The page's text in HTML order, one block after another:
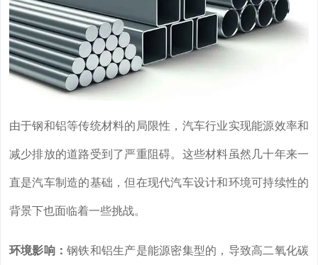
由于钢和铝等传统材料的局限性，汽车行业实现能源效率和
减少排放的道路受到了严重阻碍。这些材料虽然几十年来一
直是汽车制造的基础，但在现代汽车设计和环境可持续性的
背景下也面临着一些挑战。
环境影响：钢铁和铝生产是能源密集型的，导致高二氧化碳